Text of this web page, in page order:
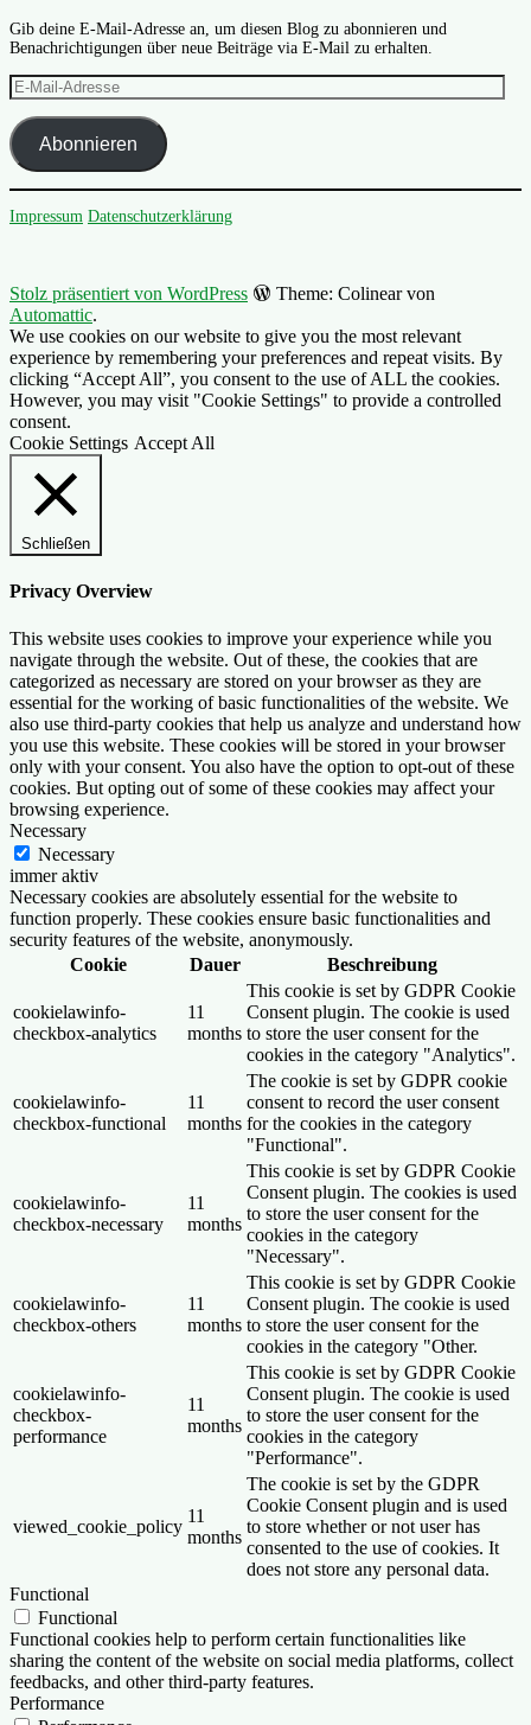
Gib deine E-Mail-Adresse an, um diesen Blog zu abonnieren und
Benachrichtigungen über neue Beiträge via E-Mail zu erhalten.
E-
Mail-
Adresse
Abonnieren
Impressum Datenschutzerklärung
Stolz präsentiert von WordPress
Theme: Colinear von
Automattic.
We use cookies on our website to give you the most relevant
experience by remembering your preferences and repeat visits. By
clicking “Accept All”, you consent to the use of ALL the cookies.
However, you may visit "Cookie Settings" to provide a controlled
consent.
Cookie Settings Accept All
Schließen
Privacy Overview
This website uses cookies to improve your experience while you
navigate through the website. Out of these, the cookies that are
categorized as necessary are stored on your browser as they are
essential for the working of basic functionalities of the website. We
also use third-party cookies that help us analyze and understand how
you use this website. These cookies will be stored in your browser
only with your consent. You also have the option to opt-out of these
cookies. But opting out of some of these cookies may affect your
browsing experience.
Necessary
Necessary
immer aktiv
Necessary cookies are absolutely essential for the website to
function properly. These cookies ensure basic functionalities and
security features of the website, anonymously.
Cookie
Dauer Beschreibung
cookielawinfo-
checkbox-analytics
11
months
This cookie is set by GDPR Cookie
Consent plugin. The cookie is used
to store the user consent for the
cookies in the category "Analytics".
cookielawinfo-
checkbox-functional
11
months
The cookie is set by GDPR cookie
consent to record the user consent
for the cookies in the category
"Functional".
cookielawinfo-
checkbox-necessary
11
months
This cookie is set by GDPR Cookie
Consent plugin. The cookies is used
to store the user consent for the
cookies in the category
"Necessary".
cookielawinfo-
checkbox-others
11
months
This cookie is set by GDPR Cookie
Consent plugin. The cookie is used
to store the user consent for the
cookies in the category "Other.
cookielawinfo-
checkbox-
performance
11
months
This cookie is set by GDPR Cookie
Consent plugin. The cookie is used
to store the user consent for the
cookies in the category
"Performance".
viewed_cookie_policy
11
months
The cookie is set by the GDPR
Cookie Consent plugin and is used
to store whether or not user has
consented to the use of cookies. It
does not store any personal data.
Functional
Functional
Functional cookies help to perform certain functionalities like
sharing the content of the website on social media platforms, collect
feedbacks, and other third-party features.
Performance